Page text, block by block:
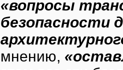
«вопросы
безопасности
мнению,